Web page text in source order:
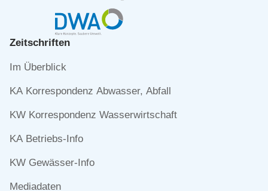
Zeitschriften
Navigation
Im Überblick
KA Korrespondenz Abwasser, Abfall
KW Korrespondenz Wasserwirtschaft
KA Betriebs-Info
KW Gewässer-Info
Mediadaten